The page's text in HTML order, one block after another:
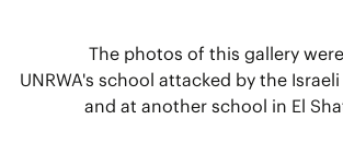
The photos of this gallery
UNRWA's school attacked by the
and at another school in El